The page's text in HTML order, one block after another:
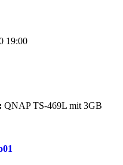
19:00
QNAP TS-469L mit 3GB